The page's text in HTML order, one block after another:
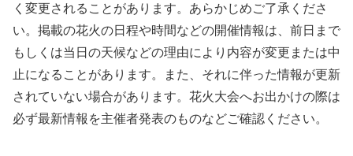
く変更されることがあります。あらかじめご了承くださ
い。掲載の花火の日程や時間などの開催情報は、前日まで
もしくは当日の天候などの理由により内容が変更または中
止になることがあります。また、それに伴った情報が更新
されていない場合があります。花火大会へお出かけの際は
必ず最新情報を主催者発表のものなどご確認ください。